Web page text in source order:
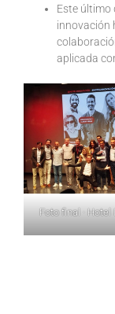
Este último
innovación
aplicada
Foto final · Hotel